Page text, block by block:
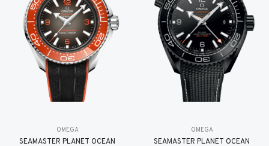
OMEGA
SEAMASTER PLANET OCEAN
OMEGA
SEAMASTER PLANET OCEAN